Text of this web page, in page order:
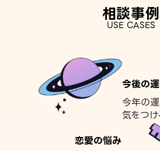
相談事例
USE CASES
今後の
今年の
気をつけ
恋愛の悩み